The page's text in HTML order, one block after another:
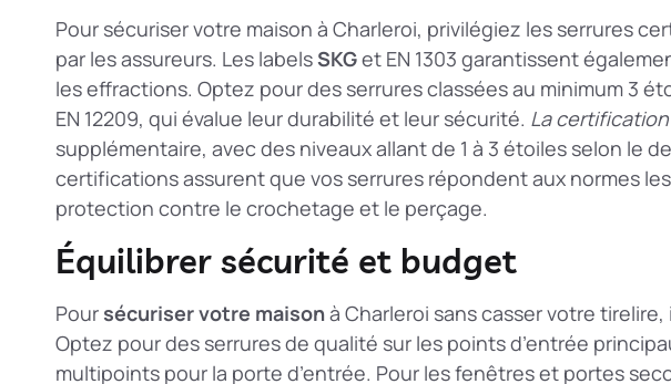
Pour sécuriser votre maison à Charleroi, privilégiez les serrures
par les assureurs. Les labelsSKGet EN 1303 garantissent
les effractions. Optez pour des serrures classées au minimum 3
EN 12209, qui évalue leur durabilité et leur sécurité. La certification
supplémentaire, avec des niveaux allant de 1 à 3 étoiles selon le
certifications assurent que vos serrures répondent aux normes
protection contre le crochetage et le perçage.
Équilibrer sécurité et budget
Pour sécuriser votre maisonà Charleroi sans casser votre
Optez pour des serrures de qualité sur les points d’entrée
multipoints pour la porte d’entrée. Pour les fenêtres et portes